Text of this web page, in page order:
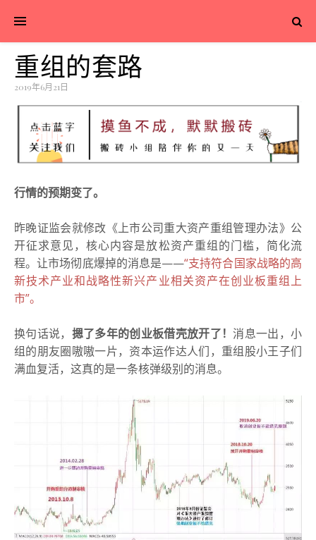
重组的套路
2019年6月21日
行情的预期变了。
昨晚证监会就修改《上市公司重大资产重组管理办法》公
开征求意见，核心内容是放松资产重组的门槛，简化流
程。让市场彻底爆掉的消息是——“支持符合国家战略的高
新技术产业和战略性新兴产业相关资产在创业板重组上
市”。
换句话说， 摁了多年的创业板借壳放开了！消息一出，小
组的朋友圈嗷嗷一片，资本运作达人们，重组股小王子们
满血复活，这真的是一条核弹级别的消息。